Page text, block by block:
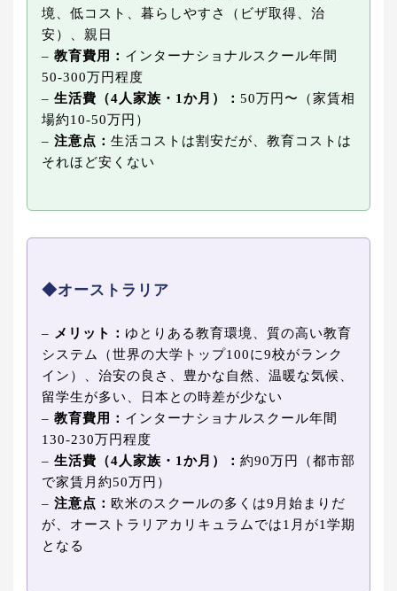
境、低コスト、暮らしやすさ（ビザ取得、治
安）、親日
– 教育費用： インターナショナルスクール年間
50-300万円程度
– 生活費（4人家族・1か月）： 50万円〜（家賃相
場約10-50万円）
– 注意点： 生活コストは割安だが、教育コストは
それほど安くない
◆オーストラリア
– メリット： ゆとりある教育環境、質の高い教育
システム（世界の大学トップ100に9校がランク
イン）、治安の良さ、豊かな自然、温暖な気候、
留学生が多い、日本との時差が少ない
– 教育費用： インターナショナルスクール年間
130-230万円程度
– 生活費（4人家族・1か月）： 約90万円（都市部
で家賃月約50万円）
– 注意点： 欧米のスクールの多くは9月始まりだ
が、オーストラリアカリキュラムでは1月が1学期
となる